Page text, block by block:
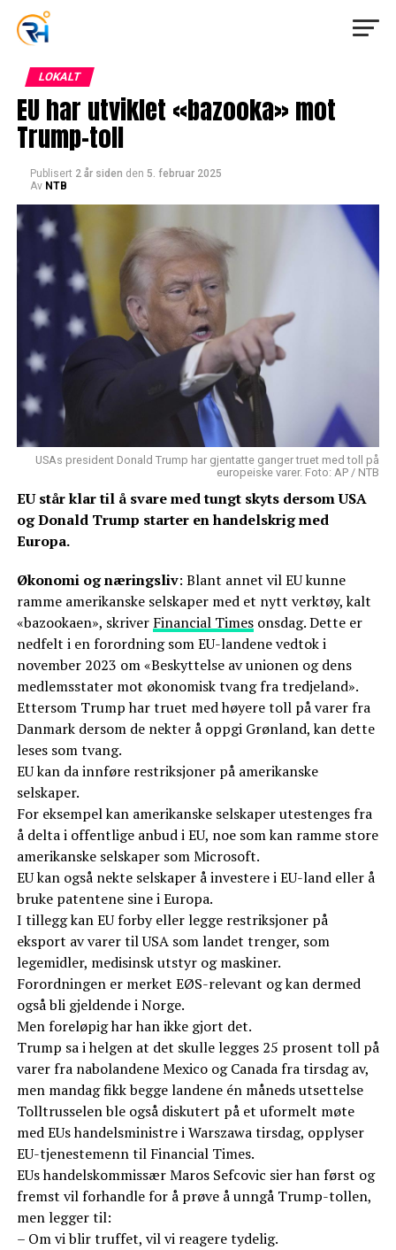
LOKALT
EU har utviklet «bazooka» mot
Trump-toll
Publisert 2 år siden den 5. februar 2025
Av NTB
USAs president Donald Trump har gjentatte ganger truet med toll på
europeiske varer. Foto: AP / NTB
EU står klar til å svare med tungt skyts dersom USA
og Donald Trump starter en handelskrig med
Europa.
Økonomi og næringsliv: Blant annet vil EU kunne
ramme amerikanske selskaper med et nytt verktøy, kalt
«bazookaen», skriver Financial Timesonsdag. Dette er
nedfelt i en forordning som EU-landene vedtok i
november 2023 om «Beskyttelse av unionen og dens
medlemsstater mot økonomisk tvang fra tredjeland».
Ettersom Trump har truet med høyere toll på varer fra
Danmark dersom de nekter å oppgi Grønland, kan dette
leses som tvang.
EU kan da innføre restriksjoner på amerikanske
selskaper.
For eksempel kan amerikanske selskaper utestenges fra
å delta i offentlige anbud i EU, noe som kan ramme store
amerikanske selskaper som Microsoft.
EU kan også nekte selskaper å investere i EU-land eller å
bruke patentene sine i Europa.
I tillegg kan EU forby eller legge restriksjoner på
eksport av varer til USA som landet trenger, som
legemidler, medisinsk utstyr og maskiner.
Forordningen er merket EØS-relevant og kan dermed
også bli gjeldende i Norge.
Men foreløpig har han ikke gjort det.
Trump sa i helgen at det skulle legges 25 prosent toll på
varer fra nabolandene Mexico og Canada fra tirsdag av,
men mandag fikk begge landene én måneds utsettelse
Tolltrusselen ble også diskutert på et uformelt møte
med EUs handelsministre i Warszawa tirsdag, opplyser
EU-tjenestemenn til Financial Times.
EUs handelskommissær Maros Sefcovic sier han først og
fremst vil forhandle for å prøve å unngå Trump-tollen,
men legger til:
– Om vi blir truffet, vil vi reagere tydelig.